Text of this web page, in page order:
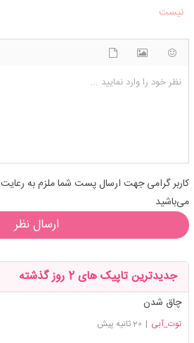
نیست
نظر خود را وارد نمایید ...
کاربر گرامی جهت ارسال پست شما ملزم به رعایت
می‌باشید
ارسال نظر
جدیدترین تاپیک های 2 روز گذشته
چاق شدن
توت_آبی | 20 ثانیه پیش